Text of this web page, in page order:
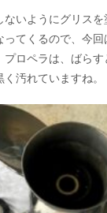
ないようにグリス
ってくるので、今
ロペラは、ばら
汚れていますね。